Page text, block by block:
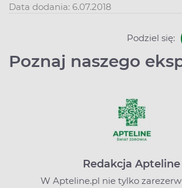
Data dodania: 6.07.2018
Podziel się:
Poznaj naszego
Redakcja Apteline
W Apteline.pl nie tylko